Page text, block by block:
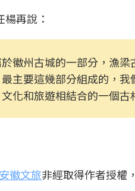
再說：
徽州古城的一部分，漁
主要這幾部分組成的，
化和旅遊相結合的一個古
安徽文旅非經取得作者授權